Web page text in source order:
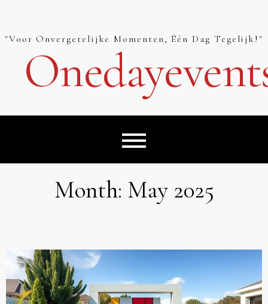
content
"Voor Onvergetelijke Momenten, Één Dag Tegelijk!"
Month: May 2025